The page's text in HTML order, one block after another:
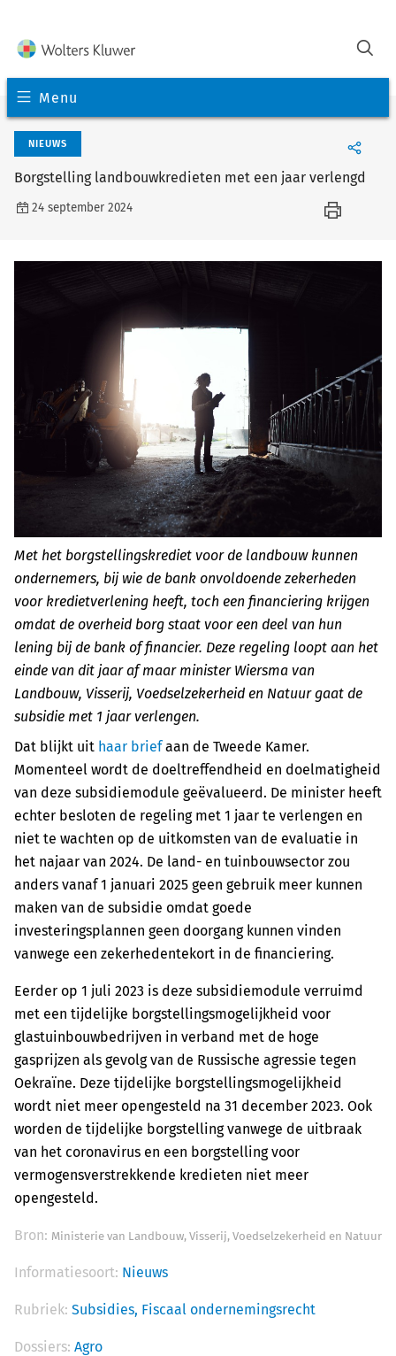
Menu
NIEUWS
Borgstelling landbouwkredieten met een jaar verlengd
24 september 2024
Met het borgstellingskrediet voor de landbouw kunnen
ondernemers, bij wie de bank onvoldoende zekerheden
voor kredietverlening heeft, toch een financiering krijgen
omdat de overheid borg staat voor een deel van hun
lening bij de bank of financier. Deze regeling loopt aan het
einde van dit jaar af maar minister Wiersma van
Landbouw, Visserij, Voedselzekerheid en Natuur gaat de
subsidie met 1 jaar verlengen.
Dat blijkt uit haar briefaan de Tweede Kamer.
Momenteel wordt de doeltreffendheid en doelmatigheid
van deze subsidiemodule geëvalueerd. De minister heeft
echter besloten de regeling met 1 jaar te verlengen en
niet te wachten op de uitkomsten van de evaluatie in
het najaar van 2024. De land- en tuinbouwsector zou
anders vanaf 1 januari 2025 geen gebruik meer kunnen
maken van de subsidie omdat goede
investeringsplannen geen doorgang kunnen vinden
vanwege een zekerhedentekort in de financiering.
Eerder op 1 juli 2023 is deze subsidiemodule verruimd
met een tijdelijke borgstellingsmogelijkheid voor
glastuinbouwbedrijven in verband met de hoge
gasprijzen als gevolg van de Russische agressie tegen
Oekraïne. Deze tijdelijke borgstellingsmogelijkheid
wordt niet meer opengesteld na 31 december 2023. Ook
worden de tijdelijke borgstelling vanwege de uitbraak
van het coronavirus en een borgstelling voor
vermogensverstrekkende kredieten niet meer
opengesteld.
Bron: Ministerie van Landbouw, Visserij, Voedselzekerheid en Natuur
Informatiesoort: Nieuws
Rubriek: Subsidies, Fiscaal ondernemingsrecht
Dossiers: Agro